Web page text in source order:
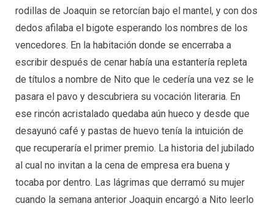
rodillas de Joaquin se retorcían bajo el mantel, y con dos
dedos afilaba el bigote esperando los nombres de los
vencedores. En la habitación donde se encerraba a
escribir después de cenar había una estantería repleta
de títulos a nombre de Nito que le cedería una vez se le
pasara el pavo y descubriera su vocación literaria. En
ese rincón acristalado quedaba aún hueco y desde que
desayunó café y pastas de huevo tenía la intuición de
que recuperaría el primer premio. La historia del jubilado
al cual no invitan a la cena de empresa era buena y
tocaba por dentro. Las lágrimas que derramó su mujer
cuando la semana anterior Joaquin encargó a Nito leerlo